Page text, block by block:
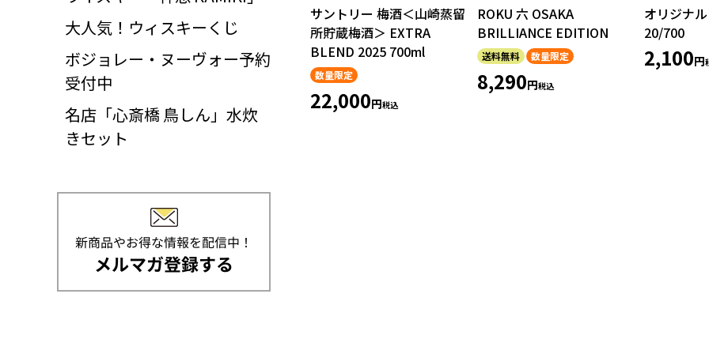
大人気！ウィスキーくじ
ボジョレー・ヌーヴォー予約
受付中
名店「心斎橋 鳥しん」水炊
きセット
サントリー 梅酒＜山崎蒸留
所貯蔵梅酒＞ EXTRA
BLEND 2025 700ml
数量限定
22,000 税込
ROKU 六 OSAKA
BRILLIANCE EDITION
送料無料 数量限定
8,290 税込
オリジナ
20/700
2,100